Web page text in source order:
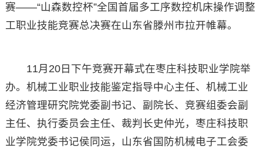
赛——“山森数控杯”全国首届多工序数控机床操作调整
工职业技能竞赛总决赛在山东省滕州市拉开帷幕。
11月20日下午竞赛开幕式在枣庄科技职业学院举
办。机械工业职业技能鉴定指导中心主任、机械工业
经济管理研究院党委副书记、副院长、竞赛组委会副
主任、执行委员会主任、裁判长史仲光，枣庄科技职
业学院党委书记侯同运，山东省国防机械电子工会委